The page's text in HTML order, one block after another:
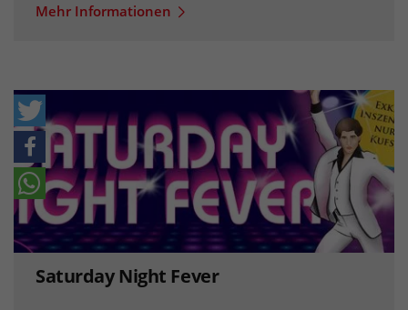
Mehr Informationen
Saturday Night Fever